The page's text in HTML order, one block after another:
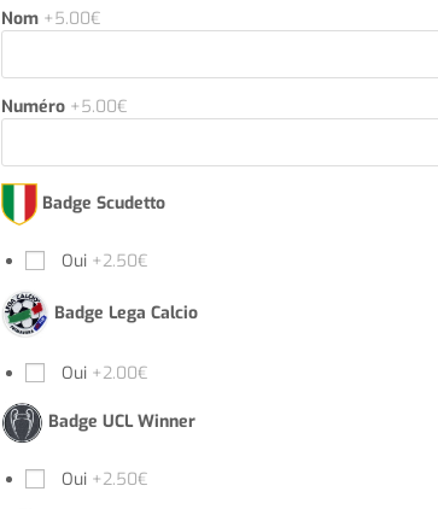
Nom +5.00€
Numéro +5.00€
Badge Scudetto
Oui +2.50€
Badge Lega Calcio
Oui +2.00€
Badge UCL Winner
Oui +2.50€